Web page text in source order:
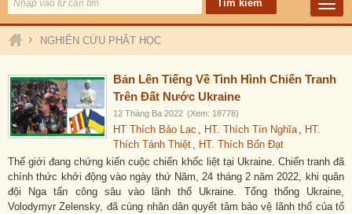
› NGHIÊN CỨU PHẬT HỌC
Bản Lên Tiếng Về Tình Hình Chiến Tranh
Trên Đất Nước Ukraine
12 Tháng Ba 2022 (Xem: 18778)
HT Thích Bảo Lạc , HT. Thích Tín Nghĩa , HT.
Thích Tánh Thiệt , HT. Thích Bổn Đạt
Thế giới đang chứng kiến cuộc chiến khốc liệt tại Ukraine. Chiến tranh đã
chính thức khởi động vào ngày thứ Năm, 24 tháng 2 năm 2022, khi quân
đội Nga tấn công sâu vào lãnh thổ Ukraine. Tổng thống Ukraine,
Volodymyr Zelensky, đã cùng nhân dân quyết tâm bảo vệ lãnh thổ của tổ